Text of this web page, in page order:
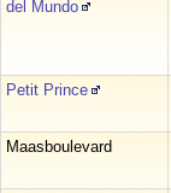
del Mundo
Petit Prince
Maasboulevard